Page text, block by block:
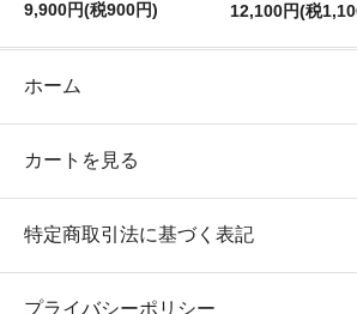
9,900円(税900円)
12,100円(税
ホーム
カートを見る
特定商取引法に基づく表記
プライバシーポリシー